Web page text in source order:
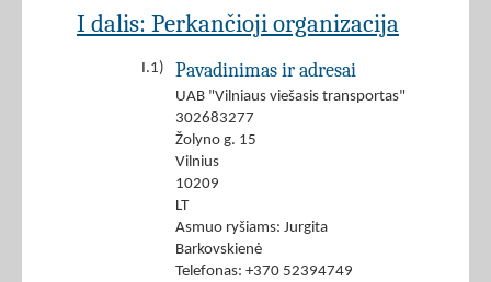
I dalis: Perkančioji organizacija
I.1) Pavadinimas ir adresai
UAB "Vilniaus viešasis transportas"
302683277
Žolyno g. 15
Vilnius
10209
LT
Asmuo ryšiams: Jurgita
Barkovskienė
Telefonas: +370 52394749